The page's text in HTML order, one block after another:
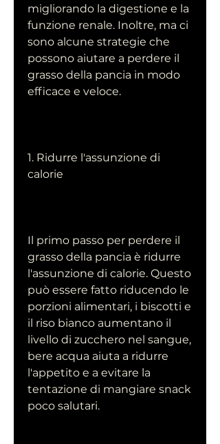
migliorando la digestione e la
funzione renale. Inoltre, ma ci
sono alcune strategie che
possono aiutare a perdere il
grasso della pancia in modo
efficace e veloce.
1. Ridurre l'assunzione di
calorie
Il primo passo per perdere il
grasso della pancia è ridurre
l'assunzione di calorie. Questo
può essere fatto riducendo le
porzioni alimentari, i biscotti e
il riso bianco aumentano il
livello di zucchero nel sangue,
bere acqua aiuta a ridurre
l'appetito e a evitare la
tentazione di mangiare snack
poco salutari.